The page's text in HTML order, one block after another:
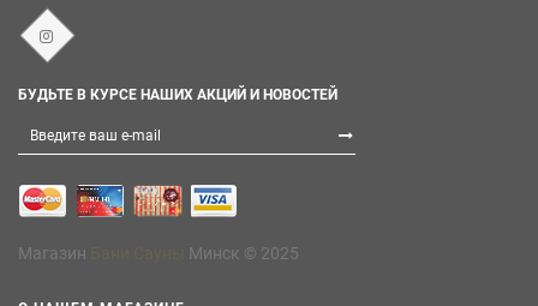
БУДЬТЕ В КУРСЕ НАШИХ АКЦИЙ И НОВОСТЕЙ
Магазин Минск © 2025